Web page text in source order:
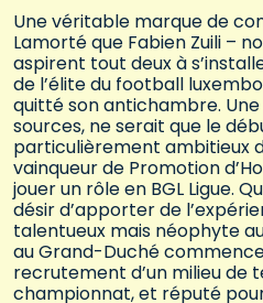
Une véritable marque de
Lamorté que Fabien Zuili –
aspirent tout deux à
de l’élite du football
quitté son antichambre.
sources, ne serait que le
particulièrement ambitieux
vainqueur de Promotion
jouer un rôle en BGL Ligue.
désir d’apporter de
talentueux mais néophyte
au Grand-Duché
recrutement d’un milieu de
championnat, et réputé